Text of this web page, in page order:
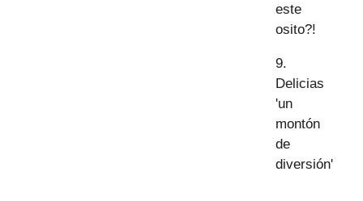
este
osito?!
9.
Delicias
'un
montón
de
diversión'